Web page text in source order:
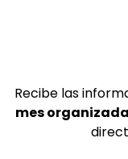
Recibe las
mes